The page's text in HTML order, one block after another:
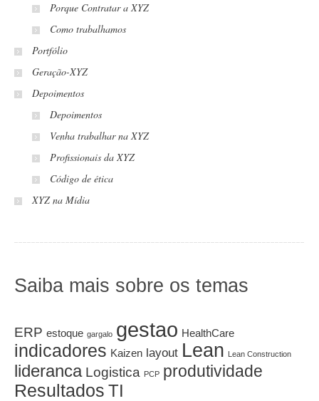
Porque Contratar a XYZ
Como trabalhamos
Portfólio
Geração-XYZ
Depoimentos
Depoimentos
Venha trabalhar na XYZ
Profissionais da XYZ
Código de ética
XYZ na Mídia
Saiba mais sobre os temas
ERP estoque gargalo gestao HealthCare
indicadores Kaizen layout Lean Lean Construction
lideranca Logistica PCP produtividade
Resultados TI